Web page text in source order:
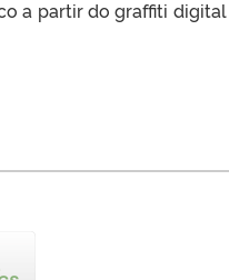
a partir do graffiti digital